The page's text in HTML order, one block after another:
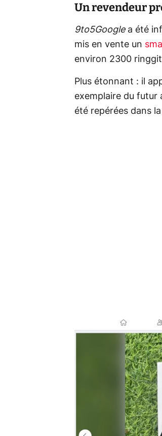
Un revendeur
9to5Googlea été
mis en vente un
environ 2300
Plus étonnant : il
exemplaire du futur
été repérées dans